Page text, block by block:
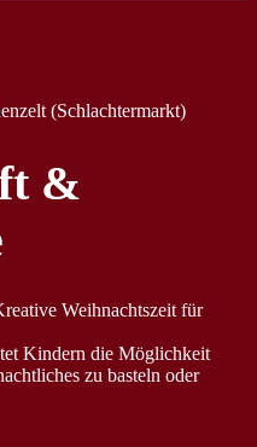
(Schlachtermarkt)
&
Weihnachtszeit für
Kindern die Möglichkeit
zu basteln oder